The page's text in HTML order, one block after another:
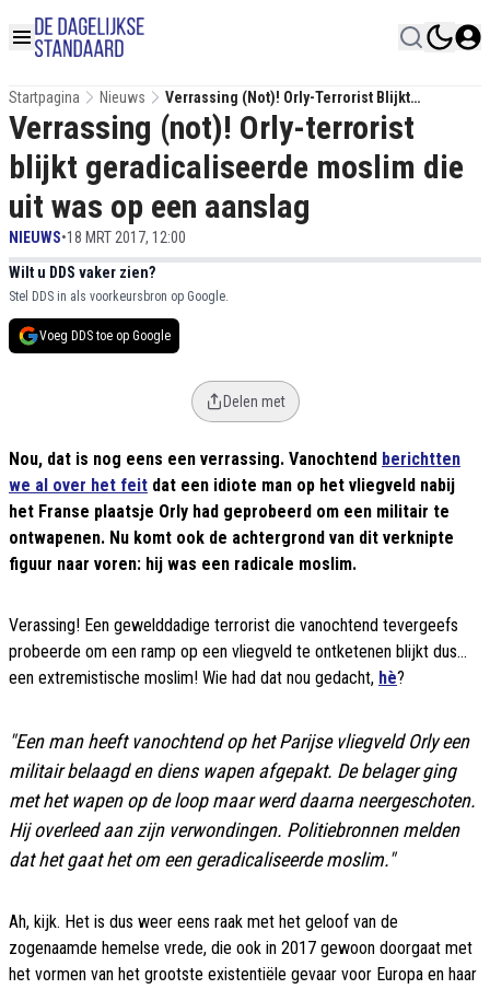
Startpagina Nieuws
Verrassing (not)! Orly-Terrorist Blijkt
Geradicaliseerde Moslim Die Uit Was Op Een
Aanslag
Verrassing (not)! Orly-terrorist
blijkt geradicaliseerde moslim die
uit was op een aanslag
NIEUWS•18 MRT 2017, 12:00
Wilt u DDS vaker zien?
Stel DDS in als voorkeursbron op Google.
Voeg DDS toe op Google
Delen met
Nou, dat is nog eens een verrassing. Vanochtend berichtten
we al over het feit dat een idiote man op het vliegveld nabij
het Franse plaatsje Orly had geprobeerd om een militair te
ontwapenen. Nu komt ook de achtergrond van dit verknipte
figuur naar voren: hij was een radicale moslim.
Verassing! Een gewelddadige terrorist die vanochtend tevergeefs
probeerde om een ramp op een vliegveld te ontketenen blijkt dus...
een extremistische moslim! Wie had dat nou gedacht, hè?
"Een man heeft vanochtend op het Parijse vliegveld Orly een
militair belaagd en diens wapen afgepakt. De belager ging
met het wapen op de loop maar werd daarna neergeschoten.
Hij overleed aan zijn verwondingen. Politiebronnen melden
dat het gaat het om een geradicaliseerde moslim."
Ah, kijk. Het is dus weer eens raak met het geloof van de
zogenaamde hemelse vrede, die ook in 2017 gewoon doorgaat met
het vormen van het grootste existentiële gevaar voor Europa en haar